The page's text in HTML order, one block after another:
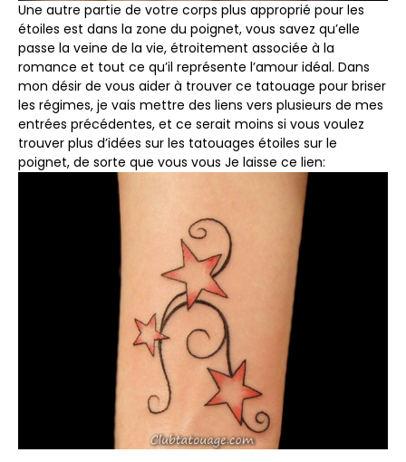
Une autre partie de votre corps plus approprié pour les
étoiles est dans la zone du poignet, vous savez qu’elle
passe la veine de la vie, étroitement associée à la
romance et tout ce qu’il représente l’amour idéal. Dans
mon désir de vous aider à trouver ce tatouage pour briser
les régimes, je vais mettre des liens vers plusieurs de mes
entrées précédentes, et ce serait moins si vous voulez
trouver plus d’idées sur les tatouages ​​étoiles sur le
poignet, de sorte que vous vous Je laisse ce lien: